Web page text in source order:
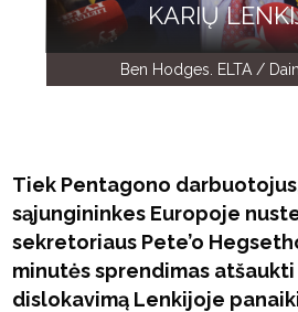
KARIŲ
Ben Hodges. ELTA /
Tiek Pentagono
sąjungininkes Europoje
sekretoriaus Pete’o
minutės sprendimas
dislokavimą Lenkijoje